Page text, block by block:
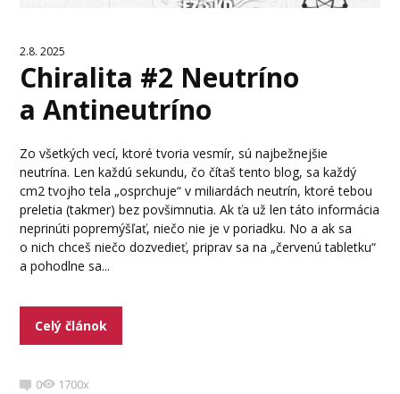
2.8. 2025
Chiralita #2 Neutríno
a Antineutríno
Zo všetkých vecí, ktoré tvoria vesmír, sú najbežnejšie
neutrína. Len každú sekundu, čo čítaš tento blog, sa každý
cm2 tvojho tela „osprchuje“ v miliardách neutrín, ktoré tebou
preletia (takmer) bez povšimnutia. Ak ťa už len táto informácia
neprinúti popremýšľať, niečo nie je v poriadku. No a ak sa
o nich chceš niečo dozvedieť, priprav sa na „červenú tabletku“
a pohodlne sa...
Celý článok
0 1700x